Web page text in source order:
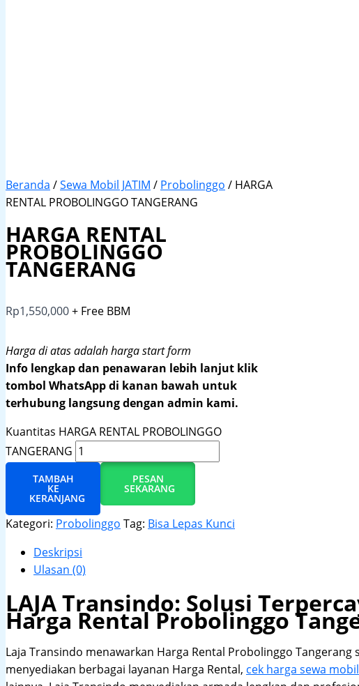
Beranda /Sewa Mobil JATIM / Probolinggo / HARGA
RENTAL PROBOLINGGO TANGERANG
HARGA RENTAL
PROBOLINGGO
TANGERANG
Rp1,550,000+ Free BBM
Harga di atas adalah harga start form
Info lengkap dan penawaran lebih lanjut klik
tombol WhatsApp di kanan bawah untuk
terhubung langsung dengan admin kami.
Kuantitas HARGA RENTAL PROBOLINGGO
TANGERANG
TAMBAH
KE
KERANJANG
PESAN
SEKARANG
Kategori: Probolinggo Tag: Bisa Lepas Kunci
Deskripsi
Ulasan (0)
LAJA Transindo: Solusi
Harga Rental Probolinggo
Laja Transindo menawarkan Harga Rental Probolinggo
menyediakan berbagai layanan Harga Rental, cek harga sewa mobil